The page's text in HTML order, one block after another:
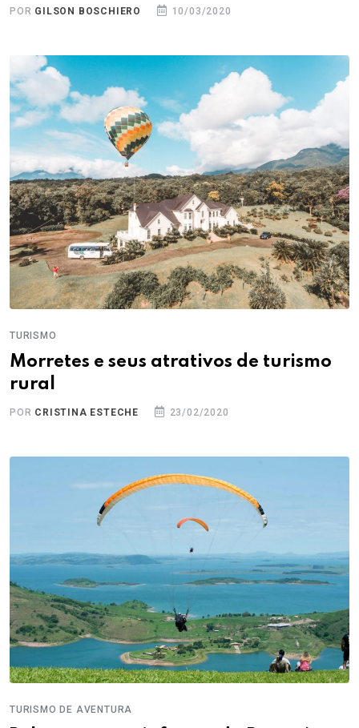
POR GILSON BOSCHIERO 10/03/2020
TURISMO
Morretes e seus atrativos de turismo
rural
POR CRISTINA ESTECHE 23/02/2020
TURISMO DE AVENTURA